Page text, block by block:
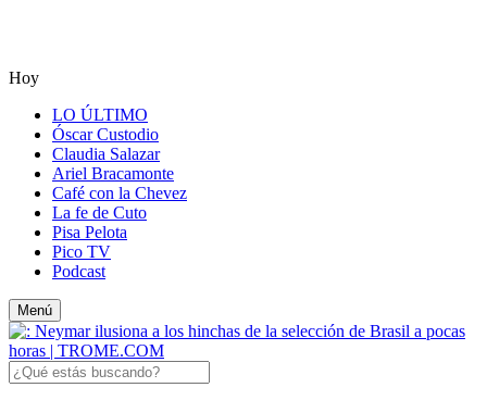
Hoy
LO ÚLTIMO
Óscar Custodio
Claudia Salazar
Ariel Bracamonte
Café con la Chevez
La fe de Cuto
Pisa Pelota
Pico TV
Podcast
Menú